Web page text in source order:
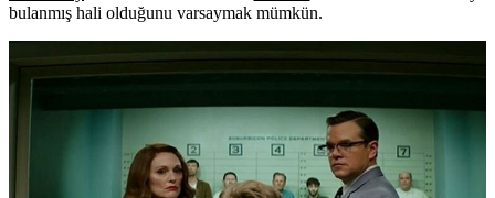
bulanmış hali olduğunu varsaymak mümkün.